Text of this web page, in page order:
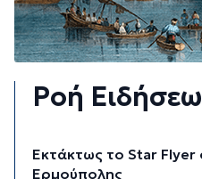
Ροή
Εκτάκτως το Star Flyer
Ερμούπολης